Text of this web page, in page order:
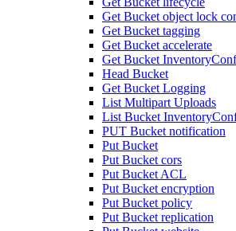
Get Bucket object lock
Get Bucket tagging
Get Bucket accelerate
Get Bucket
Head Bucket
Get Bucket Logging
List Multipart Uploads
List Bucket
PUT Bucket notification
Put Bucket
Put Bucket cors
Put Bucket ACL
Put Bucket encryption
Put Bucket policy
Put Bucket replication